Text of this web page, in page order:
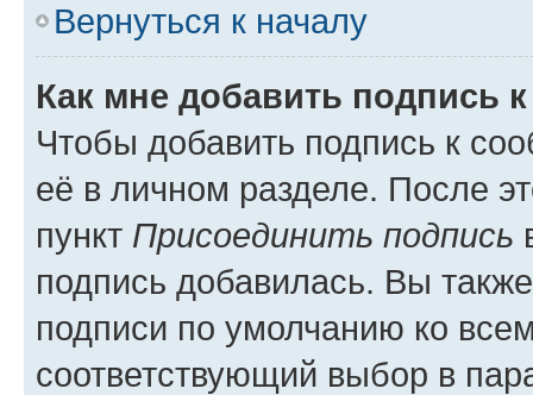
Вернуться к началу
Как мне добавить подпись
Чтобы добавить подпись к
её в личном разделе. После
пункт Присоединить подпись
подпись добавилась. Вы
подписи по умолчанию ко
соответствующий выбор в